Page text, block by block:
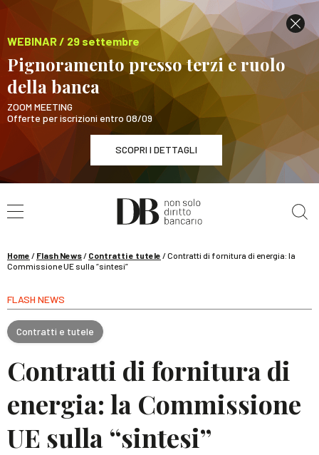
WEBINAR / 29 settembre
Pignoramento presso terzi e ruolo
della banca
ZOOM MEETING
Offerte per iscrizioni entro 08/09
SCOPRI I DETTAGLI
WEBINAR / 29 settembre
Pignoramento presso terzi e ruolo della banca
Home / Flash News/ Contratti e tutele /Contratti di fornitura di energia: la
Commissione UE sulla “sintesi”
FLASH NEWS
Contratti e tutele
Contratti di fornitura di
energia: la Commissione
UE sulla “sintesi”